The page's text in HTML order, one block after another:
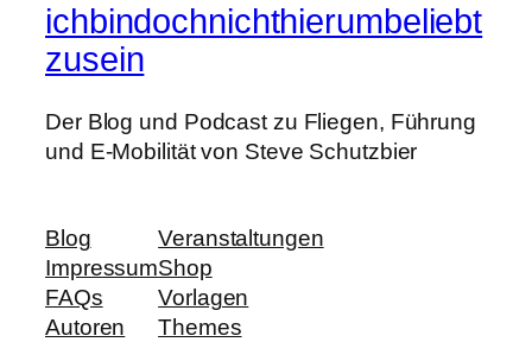
ichbindochnichthierumbeliebt
zusein
Der Blog und Podcast zu Fliegen, Führung
und E-Mobilität von Steve Schutzbier
Blog
Impressum
FAQs
Autoren
Veranstaltungen
Shop
Vorlagen
Themes